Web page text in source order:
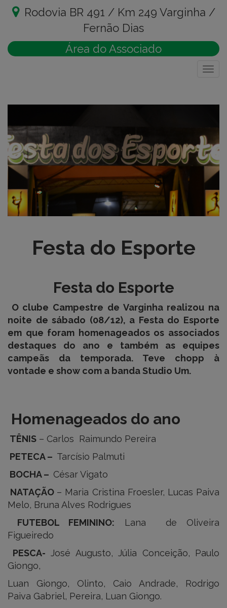
Rodovia BR 491 / Km 249 Varginha /
Fernão Dias
Área do Associado
Festa do Esporte
Festa do Esporte
O clube Campestre de Varginha realizou na
noite de sábado (08/12), a Festa do Esporte
em que foram homenageados os associados
destaques do ano e também as equipes
campeãs da temporada. Teve chopp à
vontade e show com a banda Studio Um.
Homenageados do ano
TÊNIS – Carlos Raimundo Pereira
PETECA – Tarcísio Palmuti
BOCHA – César Vigato
NATAÇÃO – Maria Cristina Froesler, Lucas Paiva
Melo, Bruna Alves Rodrigues
FUTEBOL FEMININO: Lana de Oliveira
Figueiredo
PESCA- José Augusto, Júlia Conceição, Paulo
Giongo,
Luan Giongo, Olinto, Caio Andrade, Rodrigo
Paiva Gabriel, Pereira, Luan Giongo.